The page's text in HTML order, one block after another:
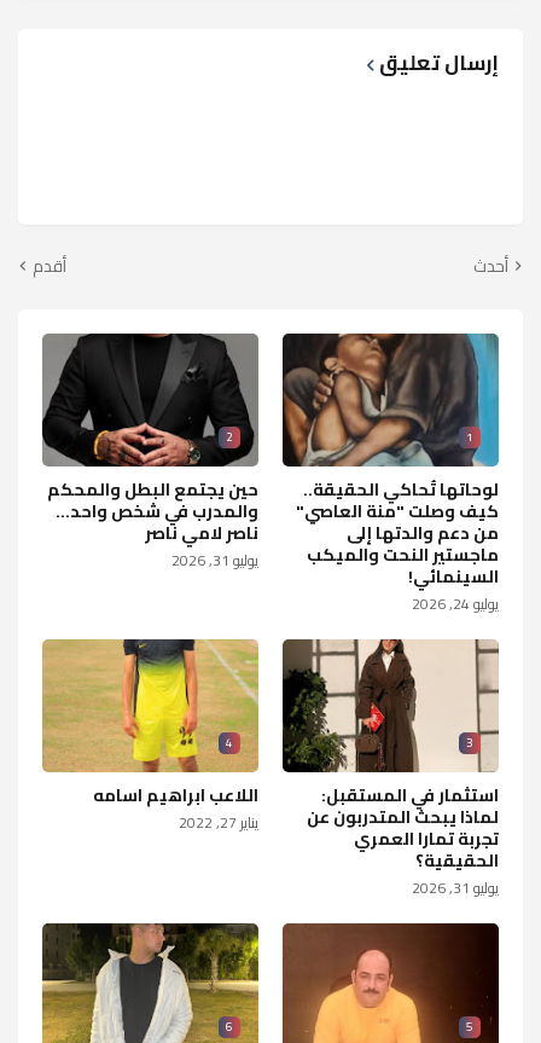
إرسال تعليق
أحدث أقدم
1
لوحاتها تُحاكي الحقيقة..
كيف وصلت "منة العاصي"
من دعم والدتها إلى
ماجستير النحت والميكب
السينمائي!
يوليو 24, 2026
2
حين يجتمع البطل والمحكم
والمدرب في شخص واحد...
ناصر لامي ناصر
يوليو 31, 2026
3
استثمار في المستقبل:
لماذا يبحث المتدربون عن
تجربة تمارا العمري
الحقيقية؟
يوليو 31, 2026
4
اللاعب ابراهيم اسامه
يناير 27, 2022
5
6